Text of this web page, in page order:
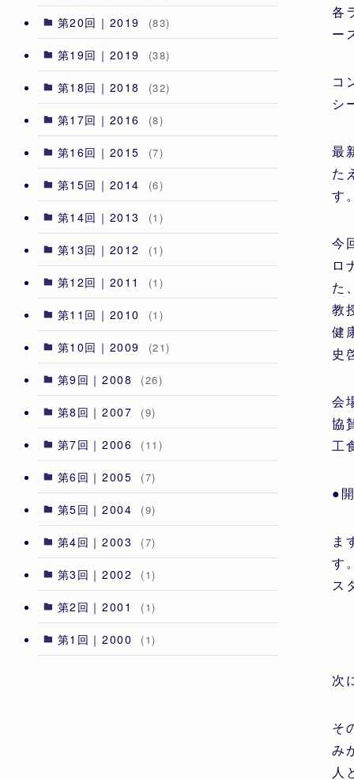
各
ー
コ
シ
最
た
す
今
ロ
た
教
健
史
会
協
工
●
ま
す
ス
次
そ
み
人
第20回｜2019 (83)
第19回｜2019 (38)
第18回｜2018 (32)
第17回｜2016 (8)
第16回｜2015 (7)
第15回｜2014 (6)
第14回｜2013 (1)
第13回｜2012 (1)
第12回｜2011 (1)
第11回｜2010 (1)
第10回｜2009 (21)
第9回｜2008 (26)
第8回｜2007 (9)
第7回｜2006 (11)
第6回｜2005 (7)
第5回｜2004 (9)
第4回｜2003 (7)
第3回｜2002 (1)
第2回｜2001 (1)
第1回｜2000 (1)